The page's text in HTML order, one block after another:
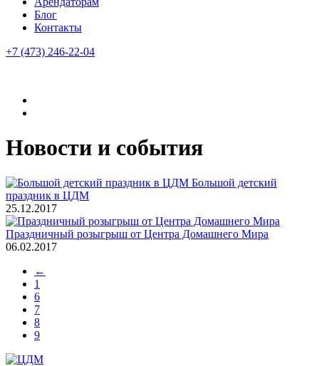
Блог
Контакты
+7 (473) 246-22-04
Новости и события
Большой детский
праздник в ЦДМ
25.12.2017
Праздничный розыгрыш от Центра Домашнего Мира
06.02.2017
←
1
6
7
8
9